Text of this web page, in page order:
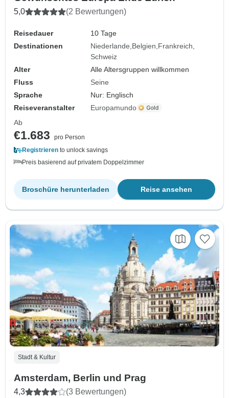
5,0 (2 Bewertungen)
Reisedauer
10 Tage
Destinationen
Niederlande Belgien Frankreich
Schweiz
Alter
Alle Altersgruppen willkommen
Fluss
Seine
Sprache
Nur: Englisch
Reiseveranstalter
Europamundo
Ab
€1.683
pro Person
Registrieren to unlock savings
Preis basierend auf privatem Doppelzimmer
Reise ansehen
Broschüre herunterladen
Stadt & Kultur
Amsterdam, Berlin und Prag
4,3 (3 Bewertungen)